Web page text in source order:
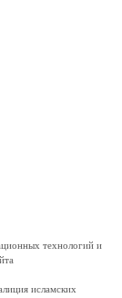
технологий и
исламских